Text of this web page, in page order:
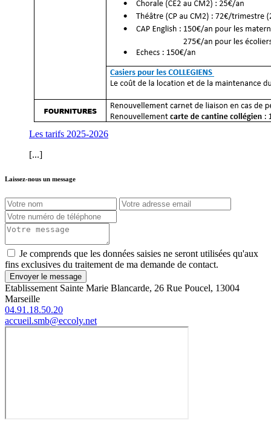
Les tarifs 2025-2026
[...]
Laissez-nous un message
Je comprends que les données saisies ne seront utilisées qu'aux
fins exclusives du traitement de ma demande de contact.
Envoyer le message
Etablissement Sainte Marie Blancarde, 26 Rue Poucel, 13004
Marseille
04.91.18.50.20
accueil.smb@eccoly.net